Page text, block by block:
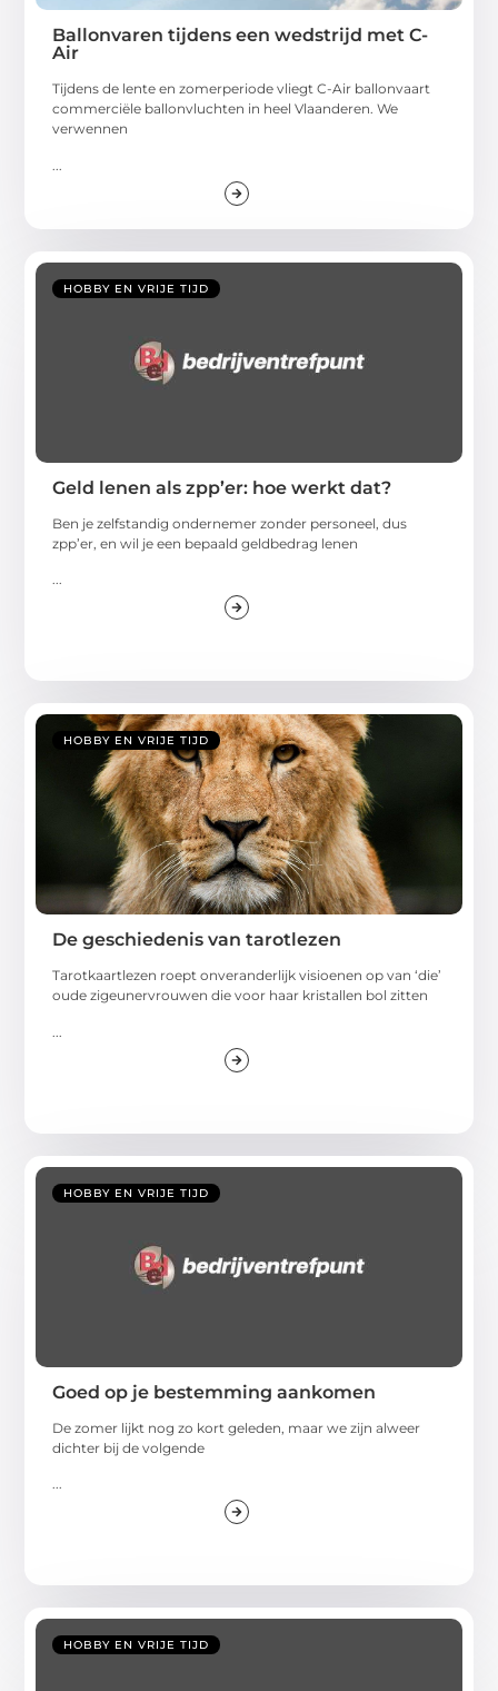
Ballonvaren tijdens een wedstrijd met C-
Air
Tijdens de lente en zomerperiode vliegt C-Air ballonvaart
commerciële ballonvluchten in heel Vlaanderen. We
verwennen
HOBBY EN VRIJE TIJD
Geld lenen als zpp’er: hoe werkt dat?
Ben je zelfstandig ondernemer zonder personeel, dus
zpp’er, en wil je een bepaald geldbedrag lenen
...
HOBBY EN VRIJE TIJD
De geschiedenis van tarotlezen
Tarotkaartlezen roept onveranderlijk visioenen op van ‘die’
oude zigeunervrouwen die voor haar kristallen bol zitten
HOBBY EN VRIJE TIJD
Goed op je bestemming aankomen
De zomer lijkt nog zo kort geleden, maar we zijn alweer
dichter bij de volgende
...
HOBBY EN VRIJE TIJD